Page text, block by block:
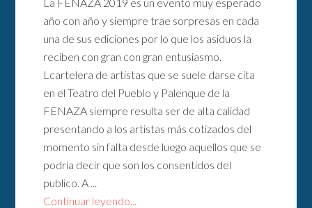
año con año y siempre trae sorpresas en cada
una de sus ediciones por lo que los asiduos la
reciben con gran con gran entusiasmo.
Lcartelera de artistas que se suele darse cita
en el Teatro del Pueblo y Palenque de la
FENAZA siempre resulta ser de alta calidad
presentando a los artistas más cotizados del
momento sin falta desde luego aquellos que se
podría decir que son los consentidos del
publico. A ...
Continuar leyendo...